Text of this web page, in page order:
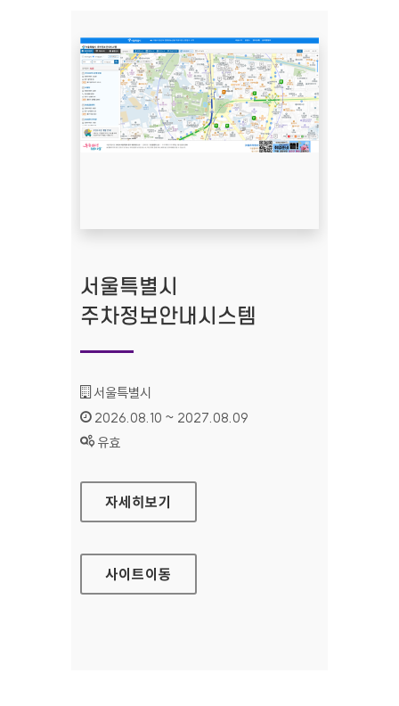
서울특별시
주차정보안내시스템
기관명 :
서울특별시
인증기간 :
2026.08.10 ~ 2027.08.09
상태 :
유효
서울특별시 주차정보안내시스템
자세히보기
사이트이동